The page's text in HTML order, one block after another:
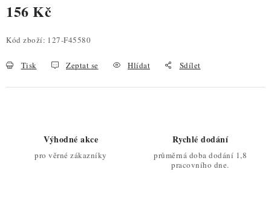
156 Kč
Kód zboží: 127-F45580
Tisk Zeptat se Hlídat Sdílet
Výhodné akce
pro věrné zákazníky
Rychlé dodání
průměrná doba dodání 1,8
pracovního dne.